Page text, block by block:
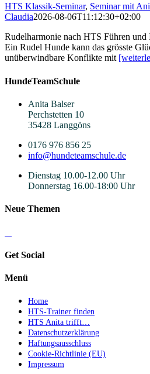
HTS Klassik-Seminar, Seminar mit
Claudia2026-08-06T11:12:30+02:00
Rudelharmonie nach HTS Führen und
Ein Rudel Hunde kann das grösste
unüberwindbare Konflikte mit
HundeTeamSchule
Anita Balser
Perchstetten 10
35428 Langgöns
0176 976 856 25
info@hundeteamschule.de
Dienstag 10.00-12.00 Uhr
Donnerstag 16.00-18:00 Uhr
Neue Themen
Get Social
Menü
Home
HTS-Trainer finden
HTS Anita trifft…
Datenschutzerklärung
Haftungsausschluss
Cookie-Richtlinie (EU)
Impressum